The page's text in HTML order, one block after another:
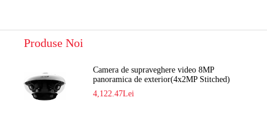
Produse Noi
Camera de supraveghere video 8MP
panoramica de exterior(4x2MP Stitched)
Navaio NGC-7482PR
4,122.47Lei